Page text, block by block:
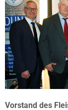
Vorstand des